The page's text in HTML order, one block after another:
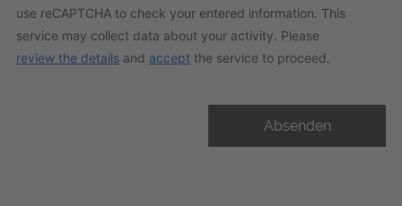
use reCAPTCHA to check your entered information. This
service may collect data about your activity. Please
review the detailsand accept the service to proceed.
Absenden